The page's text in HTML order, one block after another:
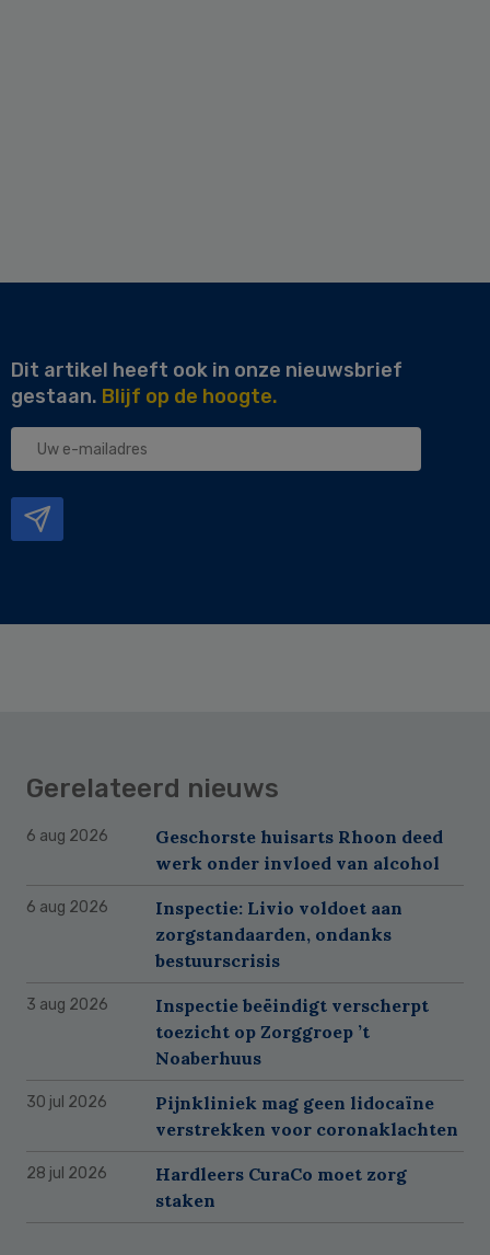
Dit artikel heeft ook in onze nieuwsbrief
gestaan. Blijf op de hoogte.
Uw
Gerelateerd nieuws
6 aug 2026
Geschorste huisarts Rhoon deed
werk onder invloed van alcohol
6 aug 2026
Inspectie: Livio voldoet aan
zorgstandaarden, ondanks
bestuurscrisis
3 aug 2026
Inspectie beëindigt verscherpt
toezicht op Zorggroep ’t
Noaberhuus
30 jul 2026
Pijnkliniek mag geen lidocaïne
verstrekken voor coronaklachten
28 jul 2026
Hardleers CuraCo moet zorg
staken